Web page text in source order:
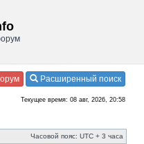
Расширенный поиск
Текущее время: 08 авг, 2026, 20:58
Часовой пояс: UTC + 3 часа